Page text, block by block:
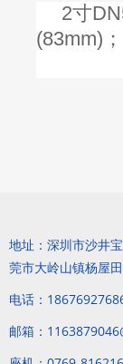
2寸
(83mm)
地址：深圳市沙井
莞市大岭山镇杨屋
电话：
邮箱：